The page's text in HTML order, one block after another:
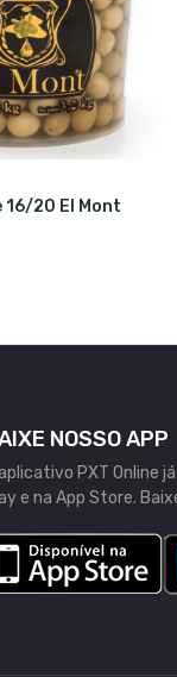
16/20 El Mont
NOSSO APP
PXT Online
e na App Store.